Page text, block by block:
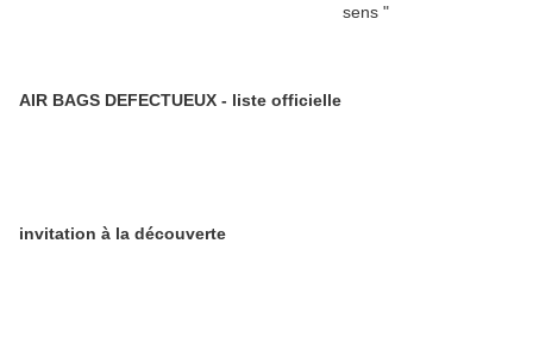
AIR BAGS DEFECTUEUX - liste officielle
invitation à la découverte